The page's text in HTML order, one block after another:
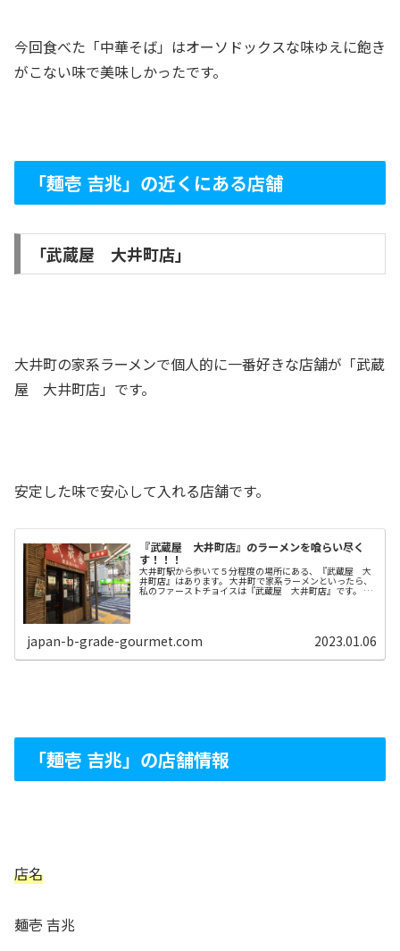
今回食べた「中華そば」はオーソドックスな味ゆえに飽き
がこない味で美味しかったです。
「麺壱 吉兆」の近くにある店舗
「武蔵屋 大井町店」
大井町の家系ラーメンで個人的に一番好きな店舗が「武蔵
屋 大井町店」です。
安定した味で安心して入れる店舗です。
『武蔵屋 大井町店』のラーメンを喰らい尽く
す！！！
大井町駅から歩いて５分程度の場所にある、『武蔵屋 大
井町店』はあります。 大井町で家系ラーメンといったら、
私のファーストチョイスは『武蔵屋 大井町店』です。 家
japan-b-grade-gourmet.com 2023.01.06
「麺壱 吉兆」の店舗情報
店名
麺壱 吉兆